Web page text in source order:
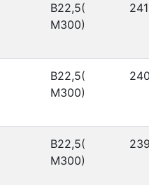
В22,5(
М300)
В22,5(
М300)
В22,5(
М300)